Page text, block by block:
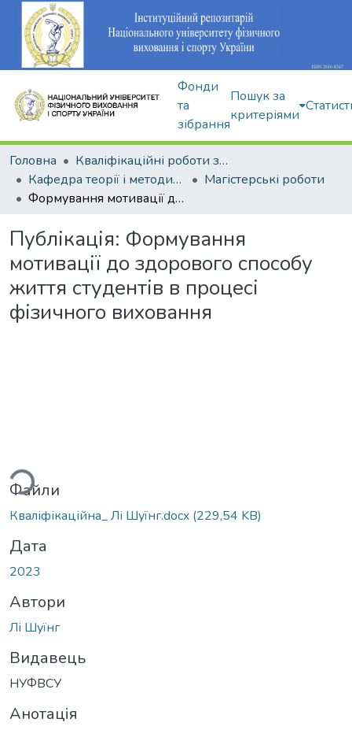
Фонди
та
зібрання
Пошук за
критеріями
Головна
Кваліфікаційні роботи здобувачів вищої освіти
Кафедра теорії і методики фізичного виховання
Магістерські роботи
Формування мотивації до здорового способу життя студентів в процесі фізичного виховання
Публікація: Формування
мотивації до здорового способу
життя студентів в процесі
фізичного виховання
Файли
Кваліфікаційна_ Лі Шуїнг.docx (229,54 KB)
Дата
2023
Автори
Лі Шуїнг
Видавець
НУФВСУ
Анотація